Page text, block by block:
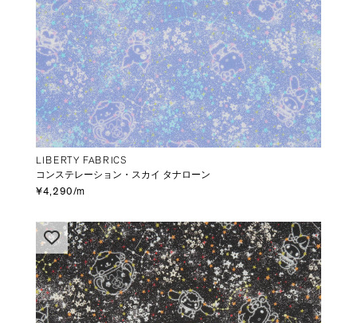
LIBERTY FABRICS
コンステレーション・スカイ タナローン
¥4,290/m